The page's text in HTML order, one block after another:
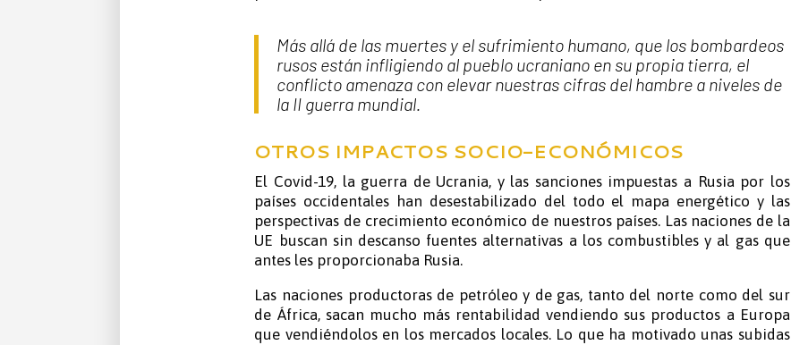
Más allá de las muertes y el sufrimiento humano, que los bombardeos
rusos están infligiendo al pueblo ucraniano en su propia tierra, el
conflicto amenaza con elevar nuestras cifras del hambre a niveles de
la II guerra mundial.
OTROS IMPACTOS SOCIO-ECONÓMICOS
El Covid-19, la guerra de Ucrania, y las sanciones impuestas a Rusia por los
países occidentales han desestabilizado del todo el mapa energético y las
perspectivas de crecimiento económico de nuestros países. Las naciones de la
UE buscan sin descanso fuentes alternativas a los combustibles y al gas que
antes les proporcionaba Rusia.
Las naciones productoras de petróleo y de gas, tanto del norte como del sur
de África, sacan mucho más rentabilidad vendiendo sus productos a Europa
que vendiéndolos en los mercados locales. Lo que ha motivado unas subidas